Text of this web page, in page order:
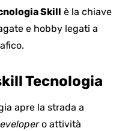
Skill è la chiave
e hobby legati a
Tecnologia
apre la strada a
o attività